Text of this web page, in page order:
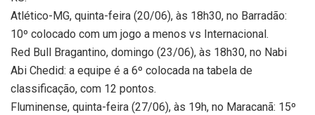
Atlético-MG, quinta-feira (20/06), às 18h30, no Barradão:
10º colocado com um jogo a menos vs Internacional.
Red Bull Bragantino, domingo (23/06), às 18h30, no Nabi
Abi Chedid: a equipe é a 6º colocada na tabela de
classificação, com 12 pontos.
Fluminense, quinta-feira (27/06), às 19h, no Maracanã: 15º